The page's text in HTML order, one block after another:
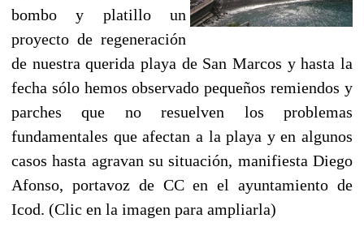
bombo y platillo un
proyecto de regeneración
de nuestra querida playa de San Marcos y hasta la
fecha sólo hemos observado pequeños remiendos y
parches que no resuelven los problemas
fundamentales que afectan a la playa y en algunos
casos hasta agravan su situación, manifiesta Diego
Afonso, portavoz de CC en el ayuntamiento de
Icod. (Clic en la imagen para ampliarla)